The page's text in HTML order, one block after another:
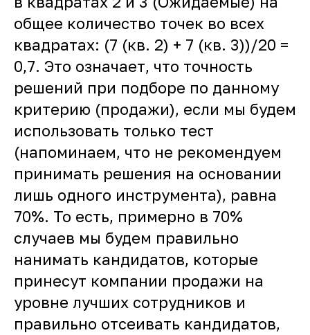
общее количество точек во всех
квадратах: (7 (кв. 2) + 7 (кв. 3))/20 =
0,7. Это означает, что точность
решений при подборе по данному
критерию (продажи), если мы будем
использовать только тест
(напоминаем, что не рекомендуем
принимать решения на основании
лишь одного инструмента), равна
70%. То есть, примерно в 70%
случаев мы будем правильно
нанимать кандидатов, которые
принесут компании продажи на
уровне лучших сотрудников и
правильно отсеивать кандидатов,